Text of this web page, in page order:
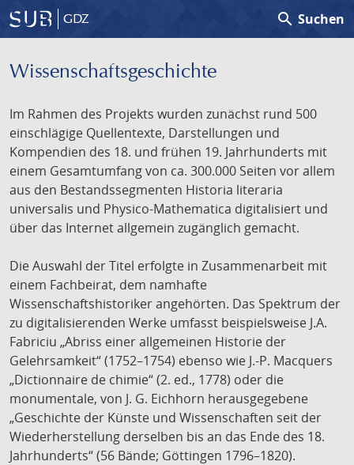
GDZ search Suchen
Wissenschafts­geschichte
Im Rahmen des Projekts wurden zunächst rund 500
einschlägige Quellentexte, Darstellungen und
Kompendien des 18. und frühen 19. Jahrhunderts mit
einem Gesamtumfang von ca. 300.000 Seiten vor allem
aus den Bestandssegmenten Historia literaria
universalis und Physico-Mathematica digitalisiert und
über das Internet allgemein zugänglich gemacht.
Die Auswahl der Titel erfolgte in Zusammenarbeit mit
einem Fachbeirat, dem namhafte
Wissenschaftshistoriker angehörten. Das Spektrum der
zu digitalisierenden Werke umfasst beispielsweise J.A.
Fabriciu „Abriss einer allgemeinen Historie der
Gelehrsamkeit“ (1752–1754) ebenso wie J.-P. Macquers
„Dictionnaire de chimie“ (2. ed., 1778) oder die
monumentale, von J. G. Eichhorn herausgegebene
„Geschichte der Künste und Wissenschaften seit der
Wiederherstellung derselben bis an das Ende des 18.
Jahrhunderts“ (56 Bände; Göttingen 1796–1820).